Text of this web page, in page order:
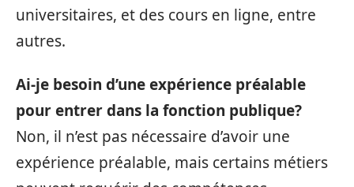
universitaires, et des cours en ligne, entre
autres.
Ai-je besoin d’une expérience préalable
pour entrer dans la fonction publique?
Non, il n’est pas nécessaire d’avoir une
expérience préalable, mais certains métiers